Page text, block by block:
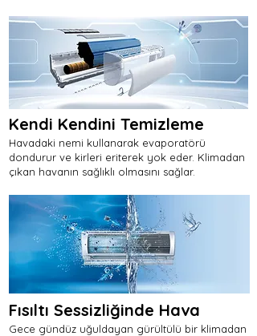
Kendi Kendini Temizleme
Havadaki nemi kullanarak evaporatörü
dondurur ve kirleri eriterek yok eder. Klimadan
çıkan havanın sağlıklı olmasını sağlar.
Fısıltı Sessizliğinde Hava
Gece gündüz uğuldayan gürültülü bir klimadan